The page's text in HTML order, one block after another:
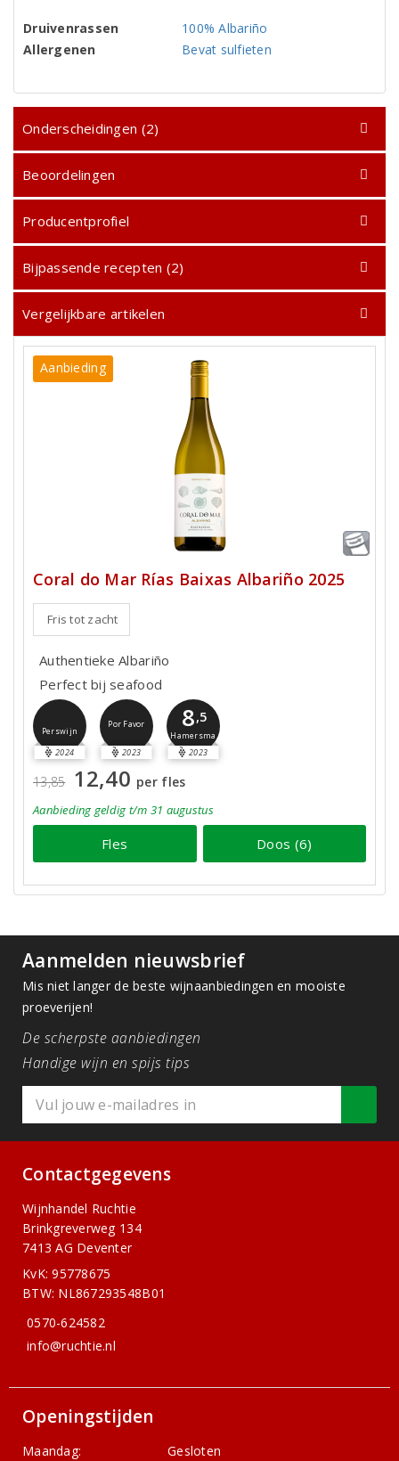
Druivenrassen
100% Albariño
Allergenen
Bevat sulfieten
Onderscheidingen (2)
Beoordelingen
Producentprofiel
Bijpassende recepten (2)
Vergelijkbare artikelen
Aanbieding
Coral do Mar Rías Baixas Albariño 2025
Fris tot zacht
Authentieke Albariño
Perfect bij seafood
Perswijn
2024
Por Favor
2023
8,5
Hamersma
2023
13,85 12,40 per fles
Aanbieding geldig t/m 31 augustus
Fles Doos (6)
Aanmelden nieuwsbrief
Mis niet langer de beste wijnaanbiedingen en mooiste
proeverijen!
De scherpste aanbiedingen
Handige wijn en spijs tips
Contactgegevens
Wijnhandel Ruchtie
Brinkgreverweg 134
7413 AG Deventer
KvK: 95778675
BTW: NL867293548B01
0570-624582
info@ruchtie.nl
Openingstijden
Maandag:
Gesloten